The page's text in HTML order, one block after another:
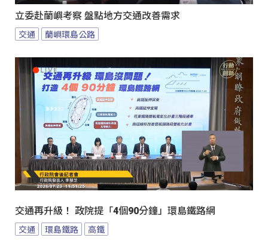
立委赴蘭嶼考察 盤點地方交通改善需求
交通 蘭嶼環島公路
交通再升級！ 政院提「4個90分鐘」環島鐵路網
交通 環島鐵路 高鐵